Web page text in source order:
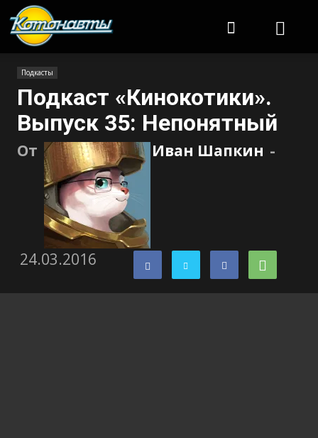
Подкасты
Подкаст «Кинокотики».
Выпуск 35: Непонятный
От Иван Шапкин -
24.03.2016